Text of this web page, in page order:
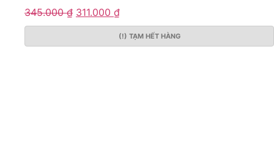
345.000₫ 311.000 ₫
(!) TẠM HẾT HÀNG